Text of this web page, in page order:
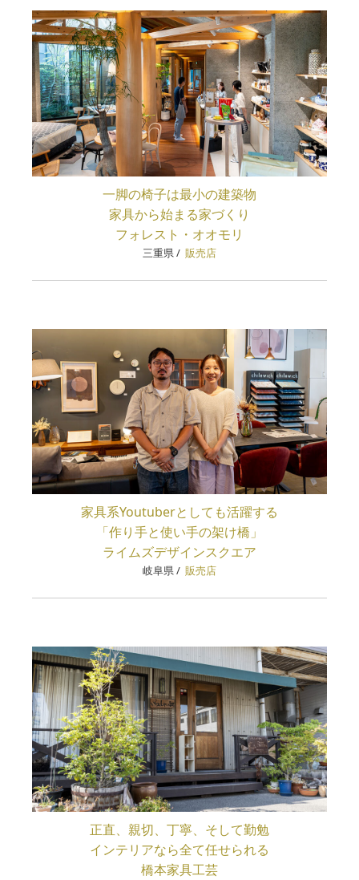
一脚の椅子は最小の建築物
家具から始まる家づくり
フォレスト・オオモリ
三重県 / 販売店
家具系Youtuberとしても活躍する
「作り手と使い手の架け橋」
ライムズデザインスクエア
岐阜県/ 販売店
正直、親切、丁寧、そして勤勉
インテリアなら全て任せられる
橋本家具工芸